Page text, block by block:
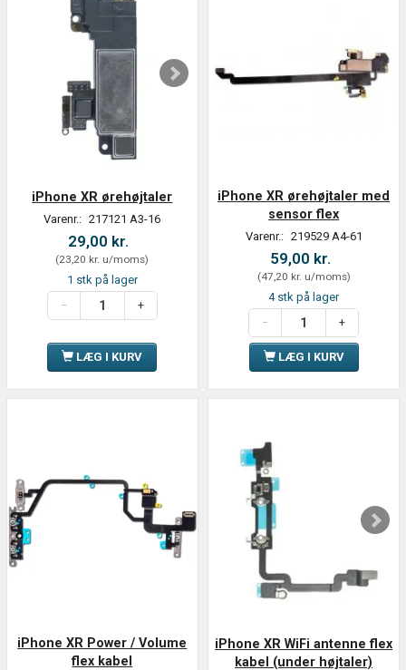
iPhone XR ørehøjtaler
Varenr.: 217121 A3-16
29,00 kr.
(23,20 kr. u/moms)
1 stk på lager
LÆG I KURV
iPhone XR ørehøjtaler med
sensor flex
Varenr.: 219529 A4-61
59,00 kr.
(47,20 kr. u/moms)
4 stk på lager
LÆG I KURV
iPhone XR Power / Volume
flex kabel
iPhone XR WiFi antenne flex
kabel (under højtaler)